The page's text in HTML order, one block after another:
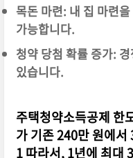
목돈 마련: 내 집 마련
가능합니다.
청약 당첨 확률 증가:
있습니다.
주택청약소득공제 한
가 기존 240만 원에
1 따라서, 1년에 최대